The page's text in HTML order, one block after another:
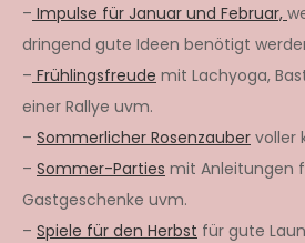
– Impulse für Januar und Februar,
dringend gute Ideen benötigt
– Frühlingsfreude mit Lachyoga,
einer Rallye uvm.
– Sommerlicher Rosenzauber voller
– Sommer-Parties mit Anleitungen
Gastgeschenke uvm.
– Spiele für den Herbst für gute